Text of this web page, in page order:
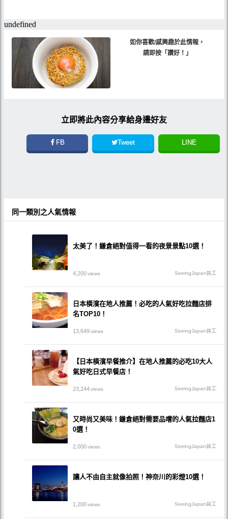
如你喜歡/感興趣於此情報，
請即按「讚好！」
立即將此內容分享給身邊好友
FB Tweet LINE
同一類別之人氣情報
太美了！鎌倉絕對值得一看的夜景景點10選！
4,200views SeeingJapan員工
日本橫濱在地人推薦！必吃的人氣好吃拉麵店排
名TOP10！
13,649views SeeingJapan員工
【日本橫濱早餐推介】在地人推薦的必吃10大人
氣好吃日式早餐店！
23,244views SeeingJapan員工
又時尚又美味！鎌倉絕對需要品嚐的人氣拉麵店1
0選！
2,000views SeeingJapan員工
讓人不由自主就像拍照！神奈川的彩燈10選！
1,200views SeeingJapan員工